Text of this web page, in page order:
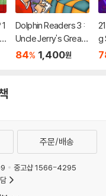
Dolphin Readers 3 :
Uncle Jerry's Great I
dea
84% 1,400원
g
주문/배송
중고샵 1566-4295